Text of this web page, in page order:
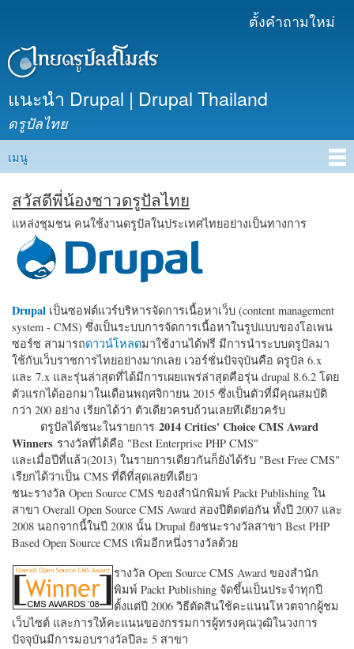
เนื้อหา
ตั้งคำถามใหม่
แนะนำ Drupal | Drupal Thailand
ดรูปัลไทย
Main menu
เมนู
สวัสดีพี่น้องชาวดรูปัลไทย
แหล่งชุมชน คนใช้งานดรูปัลในประเทศไทยอย่างเป็นทางการ
Drupal เป็นซอฟต์แวร์บริหารจัดการเนื้อหาเว็บ (content management
system - CMS) ซึ่งเป็นระบบการจัดการเนื้อหาในรูปแบบของโอเพน
ซอร์ซ สามารถดาวน์โหลดมาใช้งานได้ฟรี มีการนำระบบดรูปัลมา
ใช้กับเว็บราชการไทยอย่างมากเลย เวอร์ชั่นปัจจุบันคือ ดรูปัล 6.x
และ 7.x และรุ่นล่าสุดที่ได้มีการเผยแพร่ล่าสุดคือรุ่น drupal 8.6.2 โดย
ตัวแรกได้ออกมาในเดือนพฤศจิกายน 2015 ซึ่งเป็นตัวที่มีคุณสมบัติ
กว่า 200 อย่าง เรียกได้ว่า ตัวเดียวครบถ้วนเลยทีเดียวครับ
ดรูปัลได้ชนะในรายการ 2014 Critics' Choice CMS Award
Winners รางวัลที่ได้คือ "Best Enterprise PHP CMS"
และเมื่อปีที่แล้ว(2013) ในรายการเดียวกันก็ยังได้รับ "Best Free CMS"
เรียกได้ว่าเป็น CMS ที่ดีที่สุดเลยทีเดียว
ชนะรางวัล Open Source CMS ของสำนักพิมพ์ Packt Publishing ใน
สาขา Overall Open Source CMS Award สองปีติดต่อกัน ทั้งปี 2007 และ
2008 นอกจากนี้ในปี 2008 นั้น Drupal ยังชนะรางวัลสาขา Best PHP
Based Open Source CMS เพิ่มอีกหนึ่งรางวัลด้วย
รางวัล Open Source CMS Award ของสำนัก
พิมพ์ Packt Publishing จัดขึ้นเป็นประจำทุกปี
ตั้งแต่ปี 2006 วิธีตัดสินใช้คะแนนโหวตจากผู้ชม
เว็บไซต์ และการให้คะแนนของกรรมการผู้ทรงคุณวุฒิในวงการ
ปัจจุบันมีการมอบรางวัลปีละ 5 สาขา